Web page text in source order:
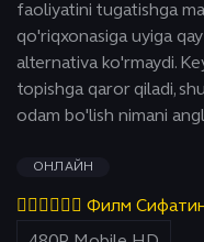
faoliyatini tugatishga
qo'riqxonasiga uyiga
alternativa ko'rmaydi.
topishga qaror qiladi,
odam bo'lish nimani
ОНЛАЙН
👇🏻👇🏻👇🏻 Филм